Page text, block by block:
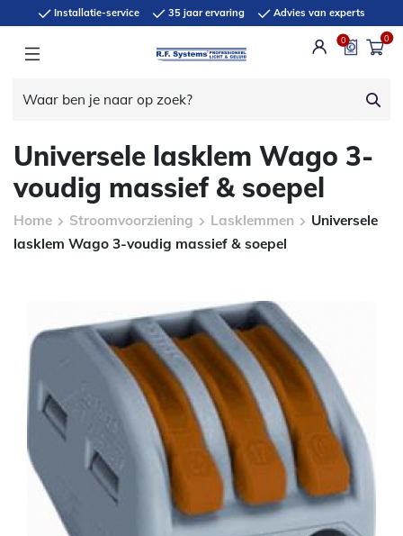
Installatie-service 35 jaar ervaring Advies van experts
0 0
Universele lasklem Wago 3-
voudig massief & soepel
Home Stroomvoorziening Lasklemmen
Universele
lasklem Wago 3-voudig massief & soepel